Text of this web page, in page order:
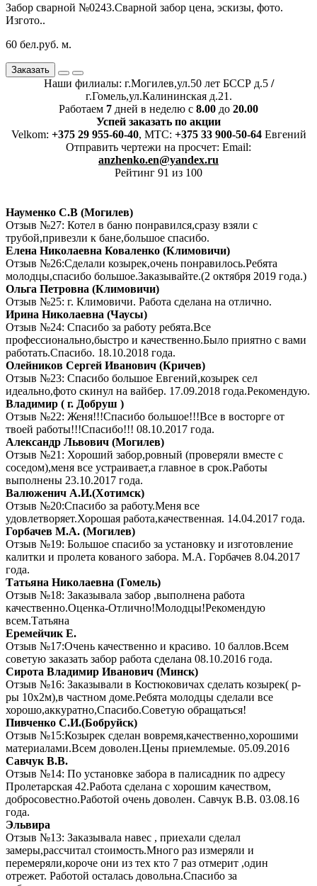
Забор сварной №0243.Сварной забор цена, эскизы, фото.
Изгото..
60 бел.руб. м.
Заказать
Наши филиалы: г.Могилев,ул.50 лет БССР д.5 /
г.Гомель,ул.Калининская д.21.
Работаем 7 дней в неделю с 8.00 до 20.00
Успей заказать по акции
Velkom: +375 29 955-60-40, MTC: +375 33 900-50-64Евгений
Отправить чертежи на просчет: Email:
anzhenko.en@yandex.ru
Рейтинг 91 из 100
Науменко С.В (Могилев)
Отзыв №27: Котел в баню понравился,сразу взяли с
трубой,привезли к бане,большое спасибо.
Елена Николаевна Коваленко (Климовичи)
Отзыв №26:Сделали козырек,очень понравилось.Ребята
молодцы,спасибо большое.Заказывайте.(2 октября 2019 года.)
Ольга Петровна (Климовичи)
Отзыв №25: г. Климовичи. Работа сделана на отлично.
Ирина Николаевна (Чаусы)
Отзыв №24: Спасибо за работу ребята.Все
профессионально,быстро и качественно.Было приятно с вами
работать.Спасибо. 18.10.2018 года.
Олейников Сергей Иванович (Кричев)
Отзыв №23: Спасибо большое Евгений,козырек сел
идеально,фото скинул на вайбер. 17.09.2018 года.Рекомендую.
Владимир ( г. Добруш )
Отзыв №22: Женя!!!Спасибо большое!!!Все в восторге от
твоей работы!!!Спасибо!!! 08.10.2017 года.
Александр Львович (Могилев)
Отзыв №21: Хороший забор,ровный (проверяли вместе с
соседом),меня все устраивает,а главное в срок.Работы
выполнены 23.10.2017 года.
Валюженич А.И.(Хотимск)
Отзыв №20:Спасибо за работу.Меня все
удовлетворяет.Хорошая работа,качественная. 14.04.2017 года.
Горбачев М.А. (Могилев)
Отзыв №19: Большое спасибо за установку и изготовление
калитки и пролета кованого забора. М.А. Горбачев 8.04.2017
года.
Татьяна Николаевна (Гомель)
Отзыв №18: Заказывала забор ,выполнена работа
качественно.Оценка-Отлично!Молодцы!Рекомендую
всем.Татьяна
Еремейчик Е.
Отзыв №17:Очень качественно и красиво. 10 баллов.Всем
советую заказать забор работа сделана 08.10.2016 года.
Сирота Владимир Иванович (Минск)
Отзыв №16: Заказывали в Костюковичах сделать козырек( р-
ры 10х2м),в частном доме.Ребята молодцы сделали все
хорошо,аккуратно,Спасибо.Советую обращаться!
Пивченко С.И.(Бобруйск)
Отзыв №15:Козырек сделан вовремя,качественно,хорошими
материалами.Всем доволен.Цены приемлемые. 05.09.2016
Савчук В.В.
Отзыв №14: По установке забора в палисадник по адресу
Пролетарская 42.Работа сделана с хорошим качеством,
добросовестно.Работой очень доволен. Савчук В.В. 03.08.16
года.
Эльвира
Отзыв №13: Заказывала навес , приехали сделал
замеры,рассчитал стоимость.Много раз измеряли и
перемеряли,короче они из тех кто 7 раз отмерит ,один
отрежет. Работой осталась довольна.Спасибо за